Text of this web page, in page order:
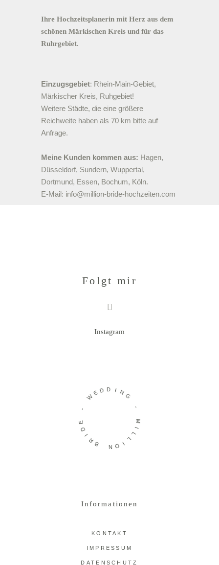
Ihre Hochzeitsplanerin mit Herz aus dem
schönen Märkischen Kreis und für das
Ruhrgebiet.
Einzugsgebiet: Rhein-Main-Gebiet,
Märkischer Kreis, Ruhgebiet!
Weitere Städte, die eine größere
Reichweite haben als 70 km bitte auf
Anfrage.
Meine Kunden kommen aus: Hagen,
Düsseldorf, Sundern, Wuppertal,
Dortmund, Essen, Bochum, Köln.
E-Mail: info@million-bride-hochzeiten.com
Folgt mir
Instagram
WE D D I N
G
-
M
I
L
L
I
O
N
B
R
I
D
E
Informationen
KONTAKT
IMPRESSUM
DATENSCHUTZ